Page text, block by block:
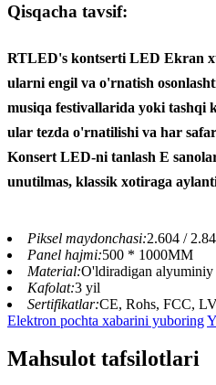
Qisqacha tavsif:
RTLED's kontserti LED Ekran
ularni engil va o'rnatish
musiqa festivallarida yoki
ular tezda o'rnatilishi va har
Konsert LED-ni tanlash E
unutilmas, klassik xotiraga
Piksel maydonchasi:2.604 /
Panel hajmi:500 * 1000MM
Material:O'ldiradigan alyuminiy
Kafolat:3 yil
Sertifikatlar:CE, Rohs, FCC,
Elektron pochta xabarini yuboring
Mahsulot tafsilotlari